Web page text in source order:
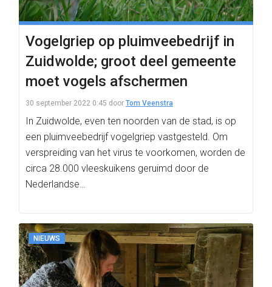
Vogelgriep op pluimveebedrijf in
Zuidwolde; groot deel gemeente
moet vogels afschermen
30 september 2022 0:45 door Tom Veenstra
In Zuidwolde, even ten noorden van de stad, is op
een pluimveebedrijf vogelgriep vastgesteld. Om
verspreiding van het virus te voorkomen, worden de
circa 28.000 vleeskuikens geruimd door de
Nederlandse…
NIEUWS